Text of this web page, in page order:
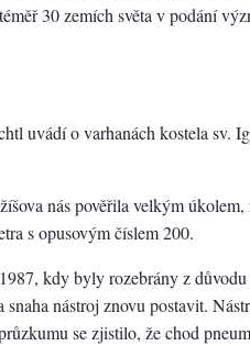
30 zemích světa v podání
uvádí o varhanách kostela sv.
nás pověřila velkým
s opusovým číslem 200.
kdy byly rozebrány z
nástroj znovu postavit.
se zjistilo, že chod